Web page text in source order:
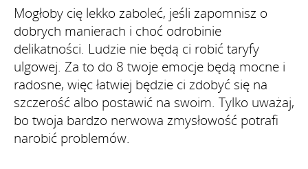
Mogłoby cię lekko zaboleć, jeśli zapomnisz o
dobrych manierach i choć odrobinie
delikatności. Ludzie nie będą ci robić taryfy
ulgowej. Za to do 8 twoje emocje będą mocne i
radosne, więc łatwiej będzie ci zdobyć się na
szczerość albo postawić na swoim. Tylko uważaj,
bo twoja bardzo nerwowa zmysłowość potrafi
narobić problemów.